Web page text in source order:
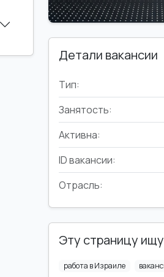
Детали вакансии
Тип:
Занятость:
Активна:
ID вакансии:
Отрасль:
Эту страницу
работа в Израиле